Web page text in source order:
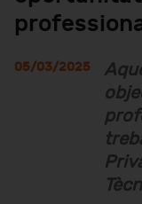
05/03/2025